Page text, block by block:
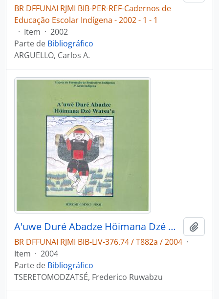
BR DFFUNAI RJMI BIB-PER-REF-Cadernos de
Educação Escolar Indígena - 2002 - 1 - 1
· Item · 2002
Parte de Bibliográfico
ARGUELLO, Carlos A.
A'uwe Duré Abadze Höimana Dzé Watsu'u
BR DFFUNAI RJMI BIB-LIV-376.74 / T882a / 2004 ·
Item · 2004
Parte de Bibliográfico
TSERETOMODZATSÉ, Frederico Ruwabzu